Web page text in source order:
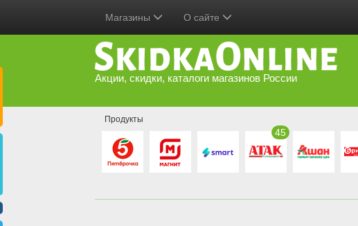
Магазины О сайте
Акции, скидки, каталоги магазинов России
Продукты
45